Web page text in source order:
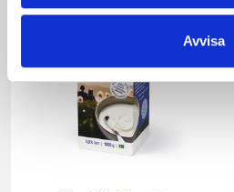
Avvisa